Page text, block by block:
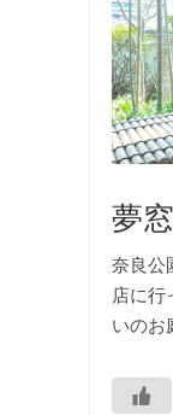
夢
奈良公
店に行
いのお